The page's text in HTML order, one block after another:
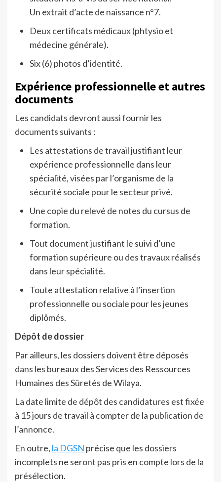
Un extrait d’acte de naissance n°7.
Deux certificats médicaux (phtysio et
médecine générale).
Six (6) photos d’identité.
Expérience professionnelle et autres
documents
Les candidats devront aussi fournir les
documents suivants :
Les attestations de travail justifiant leur
expérience professionnelle dans leur
spécialité, visées par l’organisme de la
sécurité sociale pour le secteur privé.
Une copie du relevé de notes du cursus de
formation.
Tout document justifiant le suivi d’une
formation supérieure ou des travaux réalisés
dans leur spécialité.
Toute attestation relative à l’insertion
professionnelle ou sociale pour les jeunes
diplômés.
Dépôt de dossier
Par ailleurs, les dossiers doivent être déposés
dans les bureaux des Services des Ressources
Humaines des Sûretés de Wilaya.
La date limite de dépôt des candidatures est fixée
à 15 jours de travail à compter de la publication de
l’annonce.
En outre, la DGSN précise que les dossiers
incomplets ne seront pas pris en compte lors de la
présélection.